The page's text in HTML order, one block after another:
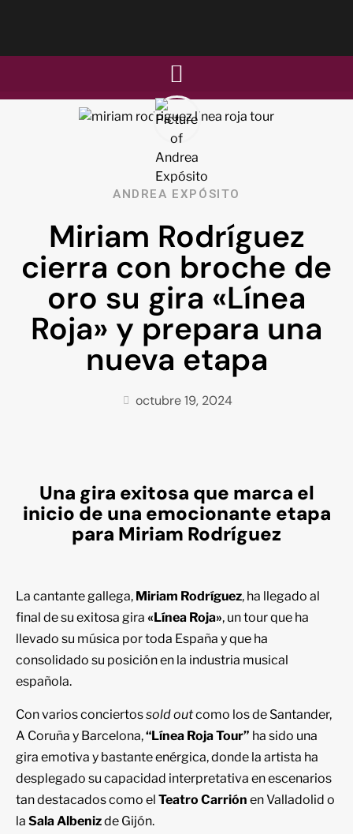
ANDREA EXPÓSITO
Miriam Rodríguez
cierra con broche de
oro su gira «Línea
Roja» y prepara una
nueva etapa
octubre 19, 2024
Una gira exitosa que marca el
inicio de una emocionante etapa
para Miriam Rodríguez
La cantante gallega, Miriam Rodríguez, ha llegado al
final de su exitosa gira «Línea Roja», un tour que ha
llevado su música por toda España y que ha
consolidado su posición en la industria musical
española.
Con varios conciertossold outcomo los de Santander,
A Coruña y Barcelona,“Línea Roja Tour” ha sido una
gira emotiva y bastante enérgica, donde la artista ha
desplegado su capacidad interpretativa en escenarios
tan destacados como el Teatro Carrión en Valladolid o
la Sala Albenizde Gijón.